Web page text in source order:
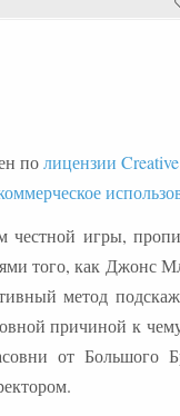
полицензии
честной игры,
того, как Джонс
метод
причиной к
от Большого